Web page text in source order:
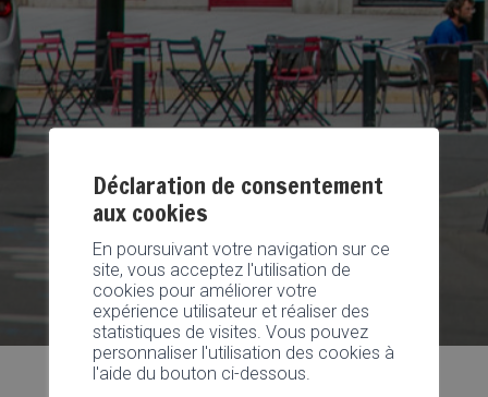
Déclaration de consentement
aux cookies
En poursuivant votre navigation sur ce
site, vous acceptez l'utilisation de
cookies pour améliorer votre
expérience utilisateur et réaliser des
statistiques de visites. Vous pouvez
personnaliser l'utilisation des cookies à
l'aide du bouton ci-dessous.